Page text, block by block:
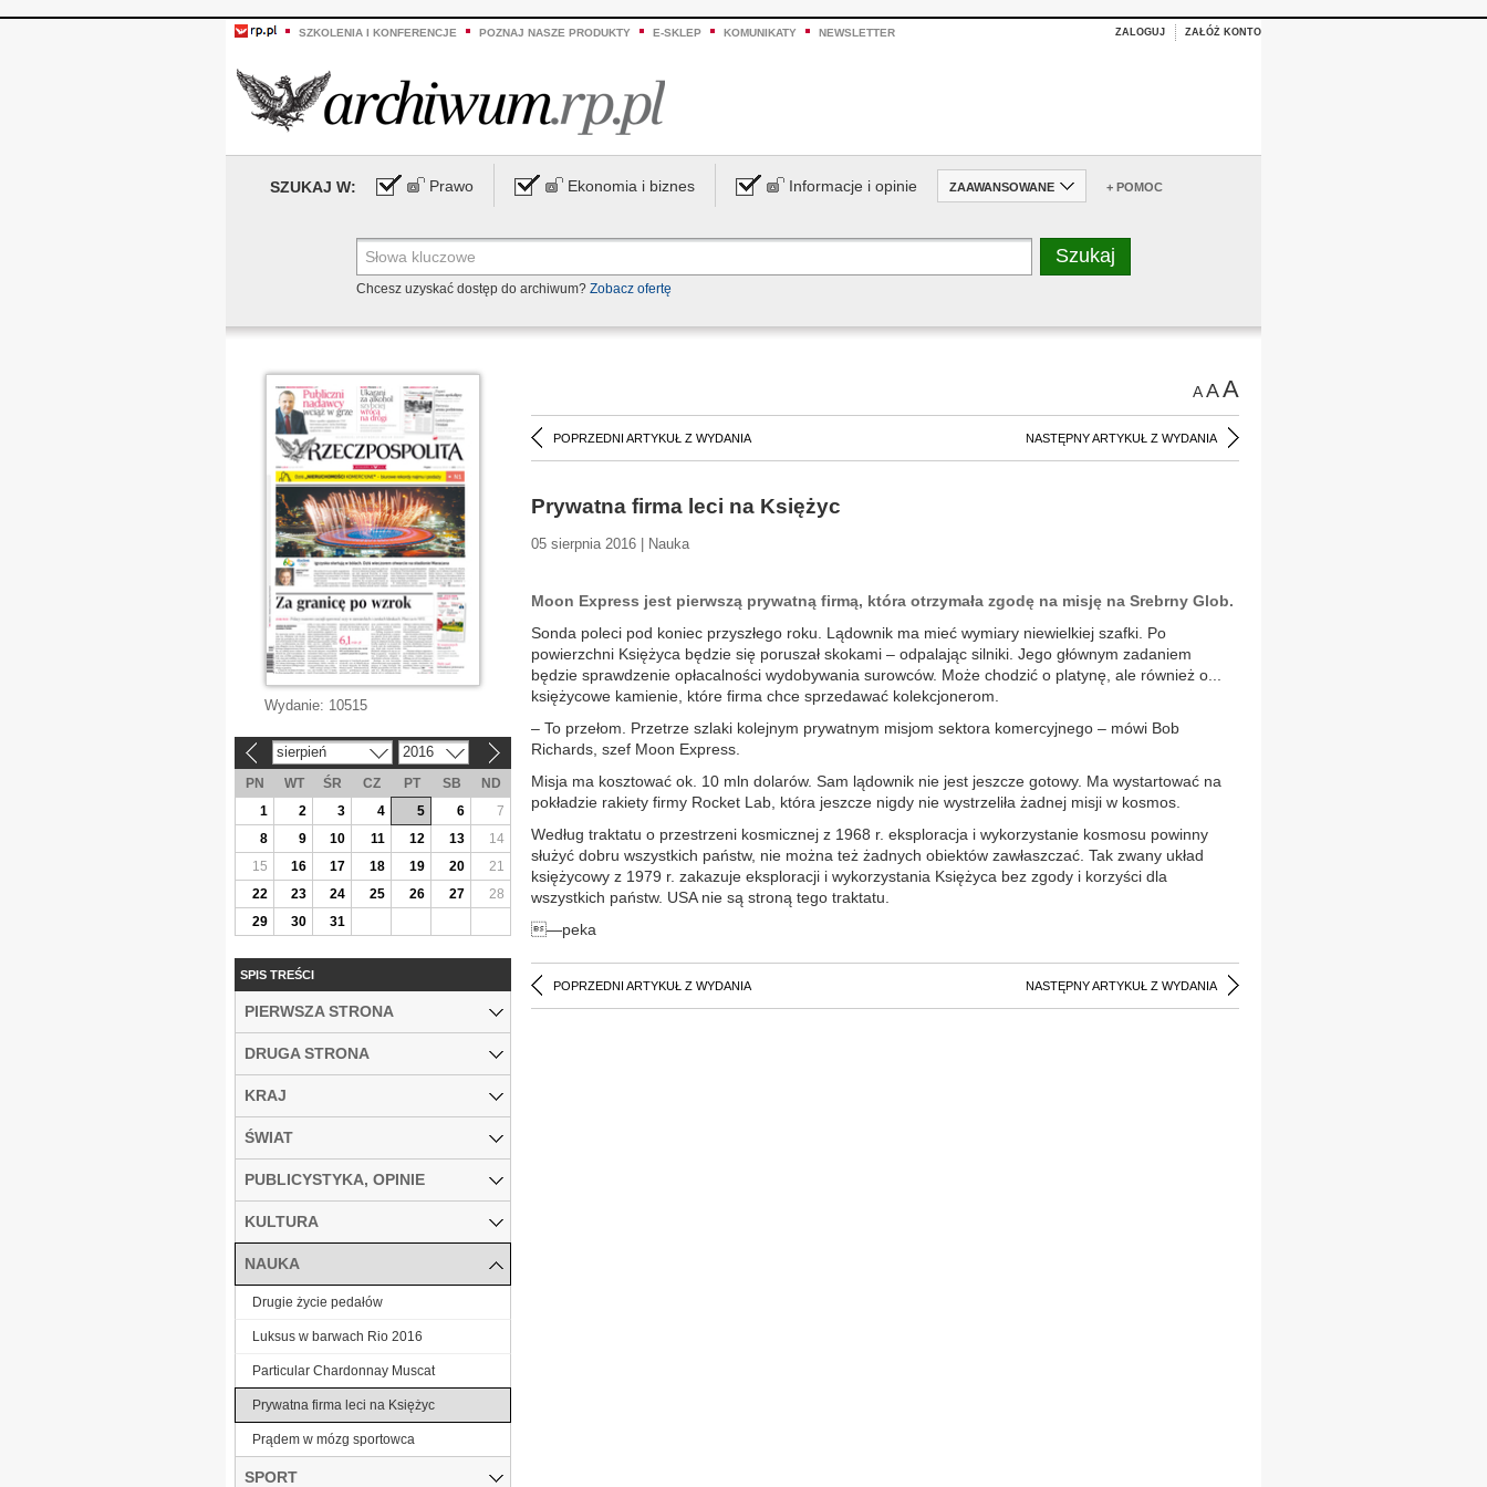
SZKOLENIA I KONFERENCJE POZNAJ NASZE PRODUKTY E-SKLEP KOMUNIKATY NEWSLETTER ZALOGUJ ZAŁÓŻ KONTO
SZUKAJ W: Prawo Ekonomia i biznes Informacje i opinie ZAAWANSOWANE + POMOC
Chcesz uzyskać dostęp do archiwum? Zobacz ofertę
AAA
POPRZEDNI ARTYKUŁ Z WYDANIA NASTĘPNY ARTYKUŁ Z WYDANIA
Prywatna firma leci na Księżyc
05 sierpnia 2016 | Nauka
Moon Express jest pierwszą prywatną firmą, która otrzymała zgodę na misję na Srebrny Glob.
Sonda poleci pod koniec przyszłego roku. Lądownik ma mieć wymiary niewielkiej szafki. Po
powierzchni Księżyca będzie się poruszał skokami – odpalając silniki. Jego głównym zadaniem
będzie sprawdzenie opłacalności wydobywania surowców. Może chodzić o platynę, ale również o...
księżycowe kamienie, które firma chce sprzedawać kolekcjonerom.
– To przełom. Przetrze szlaki kolejnym prywatnym misjom sektora komercyjnego – mówi Bob
Richards, szef Moon Express.
Misja ma kosztować ok. 10 mln dolarów. Sam lądownik nie jest jeszcze gotowy. Ma wystartować na
pokładzie rakiety firmy Rocket Lab, która jeszcze nigdy nie wystrzeliła żadnej misji w kosmos.
Według traktatu o przestrzeni kosmicznej z 1968 r. eksploracja i wykorzystanie kosmosu powinny
służyć dobru wszystkich państw, nie można też żadnych obiektów zawłaszczać. Tak zwany układ
księżycowy z 1979 r. zakazuje eksploracji i wykorzystania Księżyca bez zgody i korzyści dla
wszystkich państw. USA nie są stroną tego traktatu.
—peka
POPRZEDNI ARTYKUŁ Z WYDANIA NASTĘPNY ARTYKUŁ Z WYDANIA
Wydanie: 10515
sierpień 2016
PN WT ŚR CZ PT SB
ND
1
2 3 4 5 6
7
8
9 10 11 12 13
14
15
16 17 18 19 20
21
22
23 24 25 26 27
28
29
30 31
SPIS TREŚCI
PIERWSZA STRONA
DRUGA STRONA
KRAJ
ŚWIAT
PUBLICYSTYKA, OPINIE
KULTURA
NAUKA
Drugie życie pedałów
Luksus w barwach Rio 2016
Particular Chardonnay Muscat
Prywatna firma leci na Księżyc
Prądem w mózg sportowca
SPORT